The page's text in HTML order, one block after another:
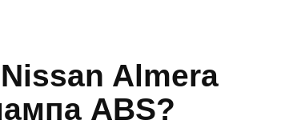
Almera
ABS?